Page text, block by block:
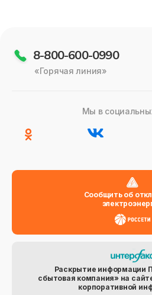
8-800-600-0990
«Горячая линия»
Мы в
Сообщить об
Раскрытие информации
сбытовая компания» на
корпоративной